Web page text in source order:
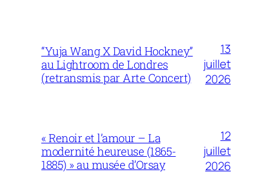
“Yuja Wang X David Hockney”
au Lightroom de Londres
(retransmis par Arte Concert)
13
juillet
2026
« Renoir et l’amour – La
modernité heureuse (1865-
1885) » au musée d’Orsay
12
juillet
2026